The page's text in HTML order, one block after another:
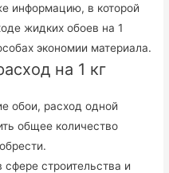
информацию, в которой
жидких обоев на 1
экономии материала.
на 1 кг
обои, расход одной
общее количество
строительства и